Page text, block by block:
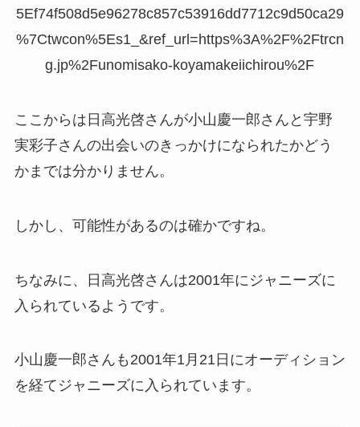
5Ef74f508d5e96278c857c53916dd7712c9d50ca29
%7Ctwcon%5Es1_&ref_url=https%3A%2F%2Ftrcn
g.jp%2Funomisako-koyamakeiichirou%2F
ここからは日高光啓さんが小山慶一郎さんと宇野
実彩子さんの出会いのきっかけになられたかどう
かまでは分かりません。
しかし、可能性があるのは確かですね。
ちなみに、日高光啓さんは2001年にジャニーズに
入られているようです。
小山慶一郎さんも2001年1月21日にオーディション
を経てジャニーズに入られています。